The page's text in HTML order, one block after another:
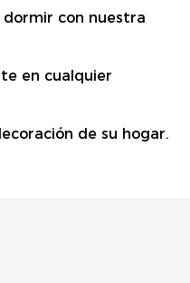
con nuestra
en cualquier
de su hogar.